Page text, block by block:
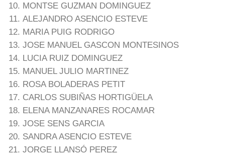
MONTSE GUZMAN DOMINGUEZ
ALEJANDRO ASENCIO ESTEVE
MARIA PUIG RODRIGO
JOSE MANUEL GASCON MONTESINOS
LUCIA RUIZ DOMINGUEZ
MANUEL JULIO MARTINEZ
ROSA BOLADERAS PETIT
CARLOS SUBIÑAS HORTIGÜELA
ELENA MANZANARES ROCAMAR
JOSE SENS GARCIA
SANDRA ASENCIO ESTEVE
JORGE LLANSÓ PEREZ